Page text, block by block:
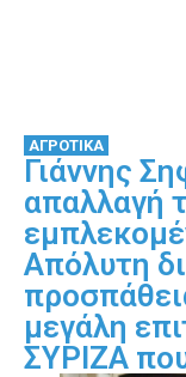
ΑΓΡΟΤΙΚΑ
Γιάννης
απαλλαγή
Απόλυτη
μεγάλη
ΣΥΡΙΖΑ